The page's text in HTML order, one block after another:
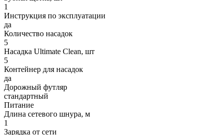
1
Инструкция по эксплуатации
да
Количество насадок
5
Насадка Ultimate Clean, шт
5
Контейнер для насадок
да
Дорожный футляр
стандартный
Питание
Длина сетевого шнура, м
1
Зарядка от сети